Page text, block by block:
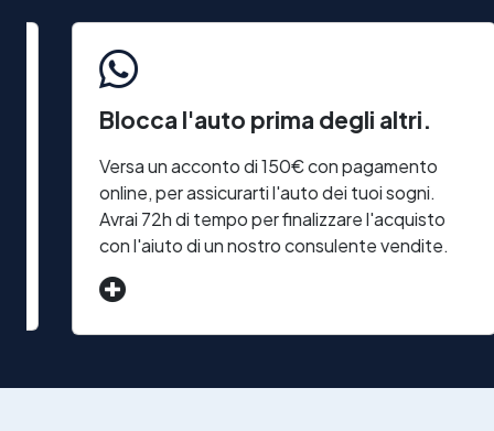
Blocca l'auto prima degli altri.
Versa un acconto di 150€ con pagamento
online, per assicurarti l'auto dei tuoi sogni.
Avrai 72h di tempo per finalizzare l'acquisto
con l'aiuto di un nostro consulente vendite.